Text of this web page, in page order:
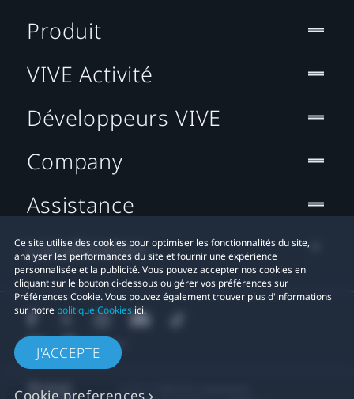
Ce site utilise des cookies pour optimiser les fonctionnalités du site,
analyser les performances du site et fournir une expérience
personnalisée et la publicité. Vous pouvez accepter nos cookies en
cliquant sur le bouton ci-dessous ou gérer vos préférences sur
Préférences Cookie. Vous pouvez également trouver plus d'informations
sur notre politique Cookiesici.
J'ACCEPTE
Produit
VIVE Activité
Développeurs VIVE
Company
Assistance
Localisation